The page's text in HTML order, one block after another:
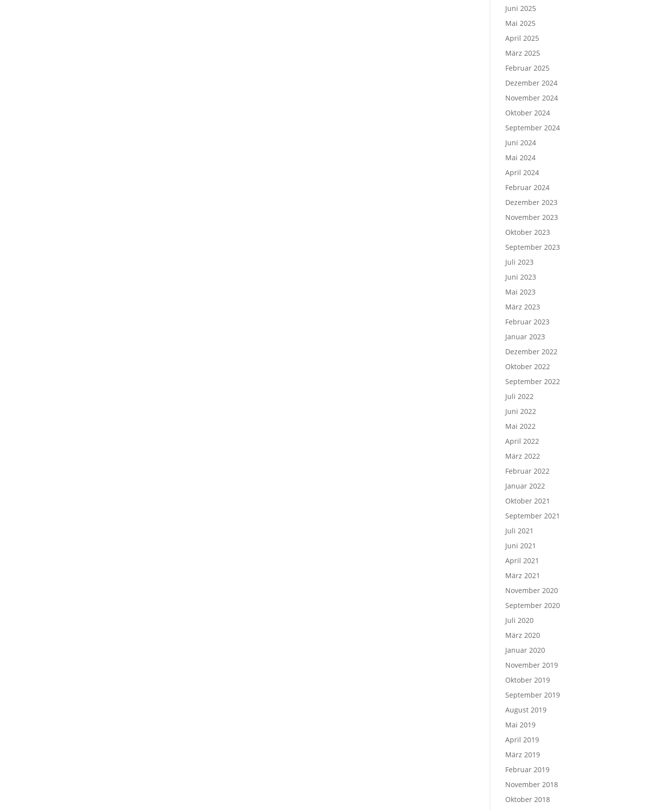
Juni 2025
Mai 2025
April 2025
März 2025
Februar 2025
Dezember 2024
November 2024
Oktober 2024
September 2024
Juni 2024
Mai 2024
April 2024
Februar 2024
Dezember 2023
November 2023
Oktober 2023
September 2023
Juli 2023
Juni 2023
Mai 2023
März 2023
Februar 2023
Januar 2023
Dezember 2022
Oktober 2022
September 2022
Juli 2022
Juni 2022
Mai 2022
April 2022
März 2022
Februar 2022
Januar 2022
Oktober 2021
September 2021
Juli 2021
Juni 2021
April 2021
März 2021
November 2020
September 2020
Juli 2020
März 2020
Januar 2020
November 2019
Oktober 2019
September 2019
August 2019
Mai 2019
April 2019
März 2019
Februar 2019
November 2018
Oktober 2018